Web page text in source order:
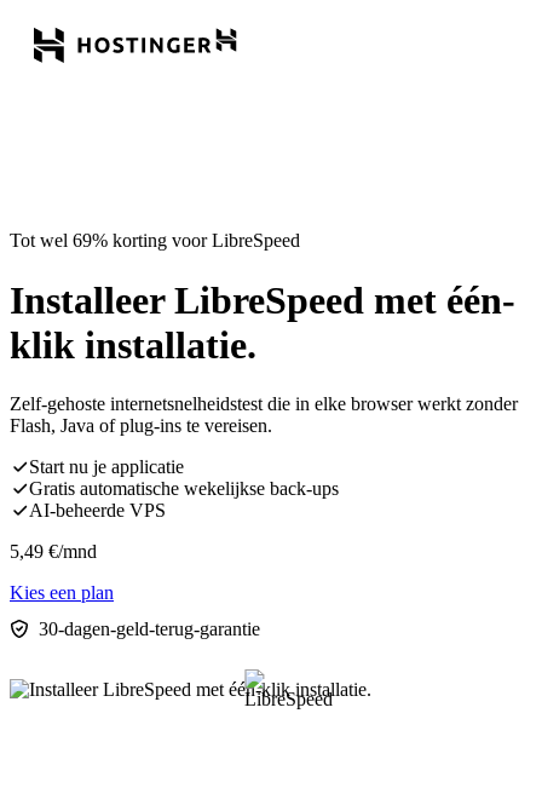
Tot wel 69% korting voor LibreSpeed
Installeer LibreSpeed met één-
klik installatie.
Zelf-gehoste internetsnelheidstest die in elke browser werkt zonder
Flash, Java of plug-ins te vereisen.
Start nu je applicatie
Gratis automatische wekelijkse back-ups
AI-beheerde VPS
5,49 €/mnd
Kies een plan
30-dagen-geld-terug-garantie